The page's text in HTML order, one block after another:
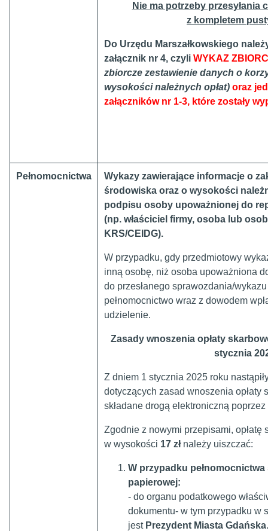
Nie ma potrzeby przesyłania
z kompletem
Do Urzędu Marszałkowskiego
załącznik nr 4, czyli WYKAZ
zbiorcze zestawienie danych o
wysokości należnych opłat) oraz
załączników nr 1-3, które zostały
Pełnomocnictwa
Wykazy zawierające informacje o
środowiska oraz o wysokości
podpisu osoby upoważnionej do
(np. właściciel firmy, osoba lub
KRS/CEIDG).
W przypadku, gdy przedmiotowy
inną osobę, niż osoba upoważniona
do przesłanego sprawozdania/
pełnomocnictwo wraz z dowodem
udzielenie.
Zasady wnoszenia opłaty
stycznia
Z dniem 1 stycznia 2025 roku
dotyczących zasad wnoszenia opłaty
składane drogą elektroniczną
Zgodnie z nowymi przepisami, opłatę
w wysokości 17 złnależy uiszczać:
W przypadku pełnomocnictwa
papierowej:
- do organu podatkowego
dokumentu- w tym przypadku w
jest Prezydent Miasta Gdańska